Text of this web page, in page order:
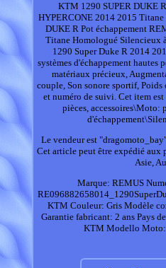
KTM 1290 SUPER DUKE
HYPERCONE 2014 2015
DUKE R Pot échappement
Titane Homologué Silencieux
1290 Super Duke R 2014
systèmes d'échappement hautes
matériaux précieux,
couple, Son sonore sportif,
et numéro de suivi. Cet item
pièces, accessoires\Moto:
Le vendeur est
Cet article peut être expédié aux
Asie,
Marque: REMUS
KTM Couleur: Gris Modèle
Garantie fabricant: 2 ans Pays
KTM Modello Moto: